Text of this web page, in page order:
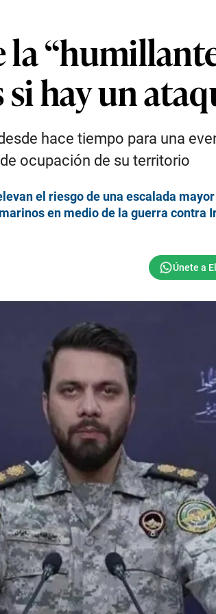
hay un
hace tiempo para una
ocupación de su territorio
el riesgo de una escalada
en medio de la guerra contra